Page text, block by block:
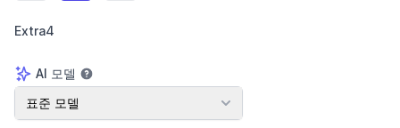
Extra4
AI 모델
AI 모델
표준 모델